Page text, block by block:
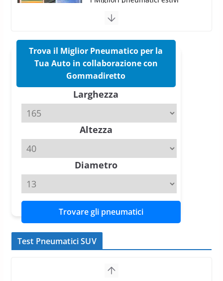
Pirelli Cinturato 2026: due
vittorie nei test europei
confermano il salto tecnico del
16 Marzo 2026 6 min read
Pirelli P Zero Trofeo RS: per
Tyre Reviews è la gomma semi-
slick da battere
4 min read
Trova il Miglior Pneumatico per la
Tua Auto in collaborazione con
Gommadiretto
Larghezza
Altezza
Diametro
Trovare gli pneumatici
Test Pneumatici SUV
Pirelli Scorpion All Season SF2:
Stagioni 2022